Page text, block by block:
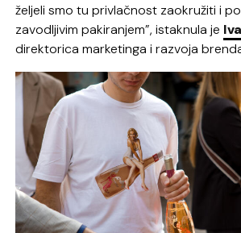
željeli smo tu privlačnost zaokružiti i
zavodljivim pakiranjem”, istaknula je
direktorica marketinga i razvoja